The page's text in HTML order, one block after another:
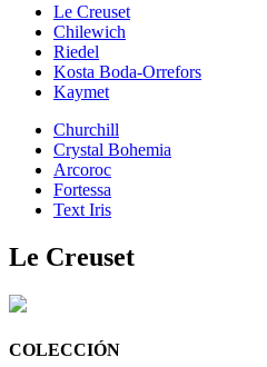
Le Creuset
Chilewich
Riedel
Kosta Boda-Orrefors
Kaymet
Churchill
Crystal Bohemia
Arcoroc
Fortessa
Text Iris
Le Creuset
COLECCIÓN